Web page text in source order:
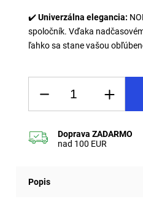
✔️Univerzálna elegancia:
spoločník. Vďaka
ľahko sa stane vašou
Popis